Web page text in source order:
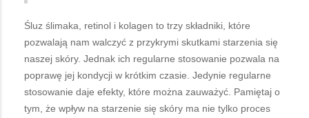
Śluz ślimaka, retinol i kolagen to trzy składniki, które
pozwalają nam walczyć z przykrymi skutkami starzenia się
naszej skóry. Jednak ich regularne stosowanie pozwala na
poprawę jej kondycji w krótkim czasie. Jedynie regularne
stosowanie daje efekty, które można zauważyć. Pamiętaj o
tym, że wpływ na starzenie się skóry ma nie tylko proces